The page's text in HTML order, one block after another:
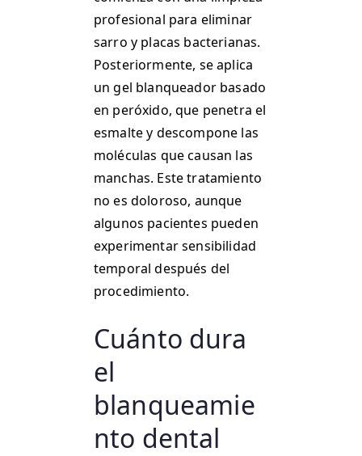
profesional para eliminar
sarro y placas bacterianas.
Posteriormente, se aplica
un gel blanqueador basado
en peróxido, que penetra el
esmalte y descompone las
moléculas que causan las
manchas. Este tratamiento
no es doloroso, aunque
algunos pacientes pueden
experimentar sensibilidad
temporal después del
procedimiento.
Cuánto dura
el
blanqueamie
nto dental